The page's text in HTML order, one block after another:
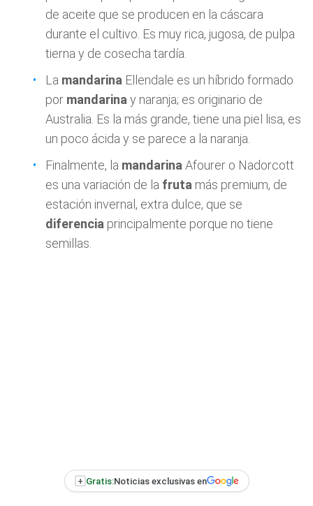
de aceite que se producen en la cáscara
durante el cultivo. Es muy rica, jugosa, de pulpa
tierna y de cosecha tardía.
La mandarina Ellendale es un híbrido formado
por mandarina y naranja; es originario de
Australia. Es la más grande, tiene una piel lisa, es
un poco ácida y se parece a la naranja.
Finalmente, la mandarina Afourer o Nadorcott
es una variación de la fruta más premium, de
estación invernal, extra dulce, que se
diferencia principalmente porque no tiene
semillas.
+ Gratis:Noticias exclusivas en